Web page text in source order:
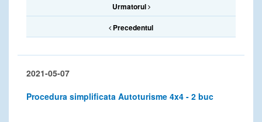
Urmatorul
Precedentul
2021-05-07
Procedura simplificata Autoturisme 4x4 - 2 buc